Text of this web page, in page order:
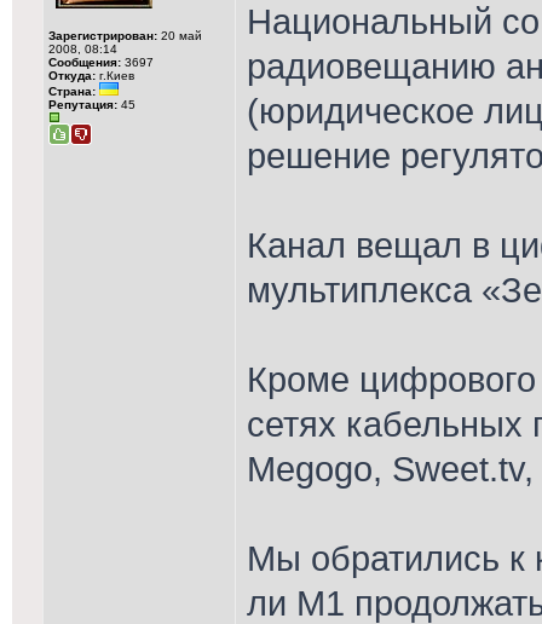
Зарегистрирован: 20 май
2008, 08:14
Сообщения: 3697
Откуда: г.Киев
Страна:
Репутация: 45
Национальный
радиовещанию
(юридическое
решение
Канал вещал в
мультиплекса
Кроме цифрового
сетях
Megogo,
Мы обратились к
ли М1